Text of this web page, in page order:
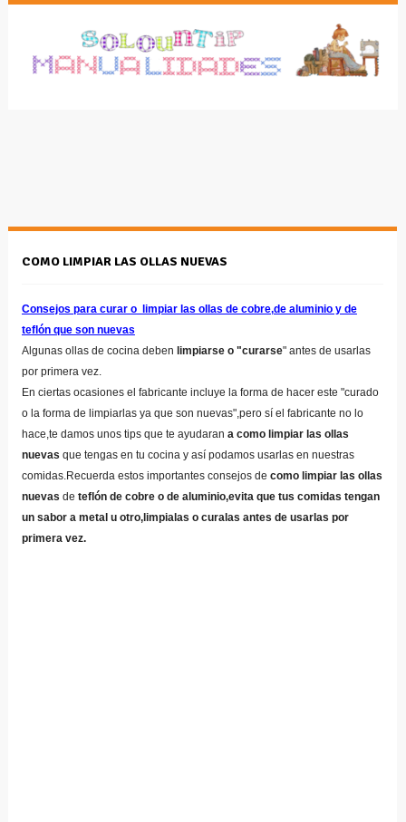
COMO LIMPIAR LAS OLLAS NUEVAS
Consejos para curar o limpiar las ollas de cobre,de aluminio y de
teflón que son nuevas
Algunas ollas de cocina deben limpiarse o "curarse" antes de usarlas
por primera vez.
En ciertas ocasiones el fabricante incluye la forma de hacer este "curado
o la forma de limpiarlas ya que son nuevas",pero sí el fabricante no lo
hace,te damos unos tips que te ayudaran a como limpiar las ollas
nuevas que tengas en tu cocina y así podamos usarlas en nuestras
comidas.Recuerda estos importantes consejos de como limpiar las ollas
nuevas de teflón de cobre o de aluminio,evita que tus comidas tengan
un sabor a metal u otro,limpialas o curalas antes de usarlas por
primera vez.